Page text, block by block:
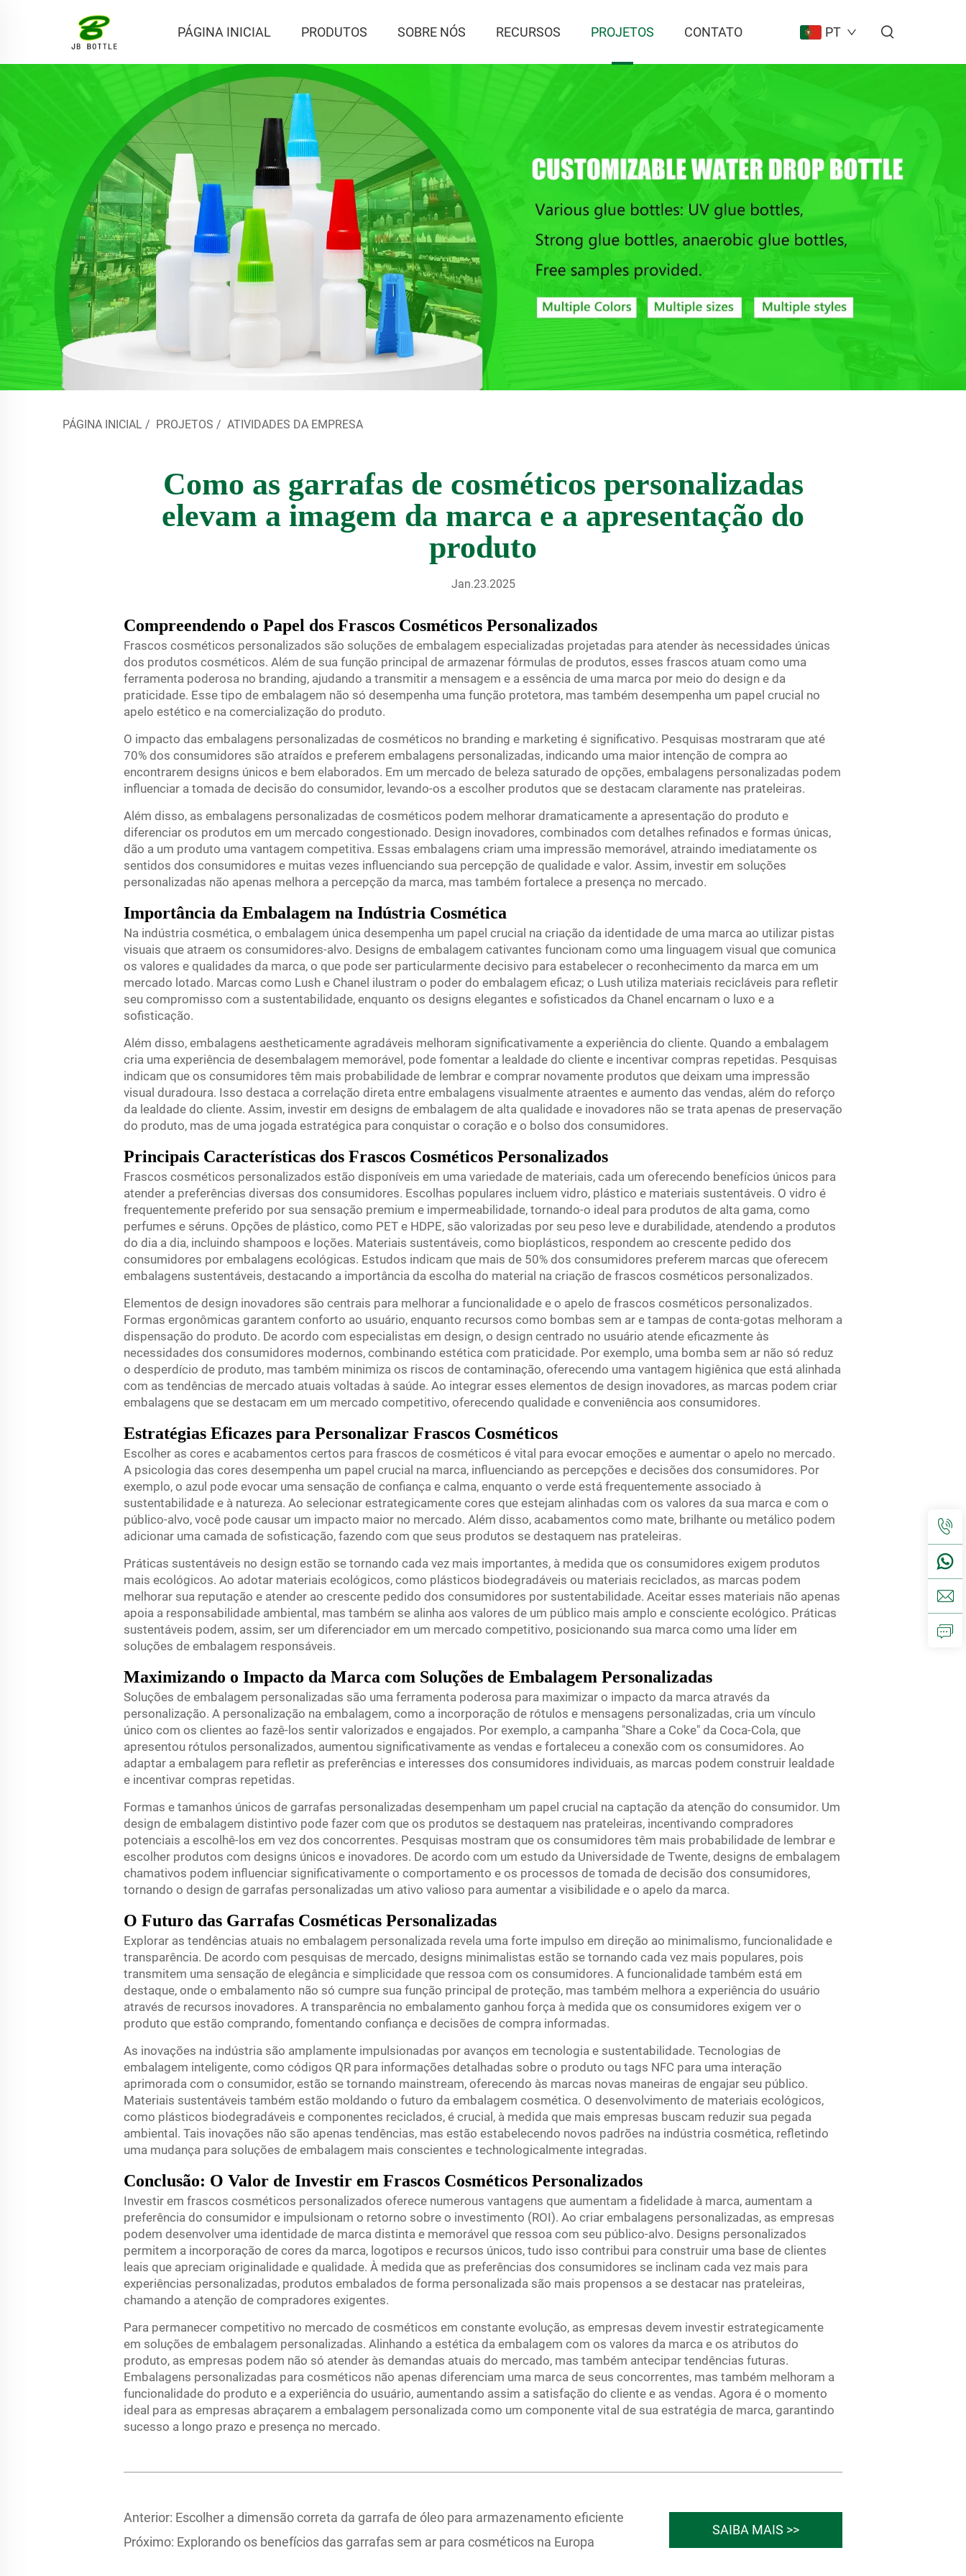
PÁGINA INICIAL PRODUTOS SOBRE NÓS RECURSOS PROJETOS CONTATO PT
PÁGINA INICIAL / PROJETOS / ATIVIDADES DA EMPRESA
Como as garrafas de cosméticos personalizadas
elevam a imagem da marca e a apresentação do
produto
Jan.23.2025
Compreendendo o Papel dos Frascos Cosméticos Personalizados
Frascos cosméticos personalizados são soluções de embalagem especializadas projetadas para atender às necessidades únicas
dos produtos cosméticos. Além de sua função principal de armazenar fórmulas de produtos, esses frascos atuam como uma
ferramenta poderosa no branding, ajudando a transmitir a mensagem e a essência de uma marca por meio do design e da
praticidade. Esse tipo de embalagem não só desempenha uma função protetora, mas também desempenha um papel crucial no
apelo estético e na comercialização do produto.
O impacto das embalagens personalizadas de cosméticos no branding e marketing é significativo. Pesquisas mostraram que até
70% dos consumidores são atraídos e preferem embalagens personalizadas, indicando uma maior intenção de compra ao
encontrarem designs únicos e bem elaborados. Em um mercado de beleza saturado de opções, embalagens personalizadas podem
influenciar a tomada de decisão do consumidor, levando-os a escolher produtos que se destacam claramente nas prateleiras.
Além disso, as embalagens personalizadas de cosméticos podem melhorar dramaticamente a apresentação do produto e
diferenciar os produtos em um mercado congestionado. Design inovadores, combinados com detalhes refinados e formas únicas,
dão a um produto uma vantagem competitiva. Essas embalagens criam uma impressão memorável, atraindo imediatamente os
sentidos dos consumidores e muitas vezes influenciando sua percepção de qualidade e valor. Assim, investir em soluções
personalizadas não apenas melhora a percepção da marca, mas também fortalece a presença no mercado.
Importância da Embalagem na Indústria Cosmética
Na indústria cosmética, o embalagem única desempenha um papel crucial na criação da identidade de uma marca ao utilizar pistas
visuais que atraem os consumidores-alvo. Designs de embalagem cativantes funcionam como uma linguagem visual que comunica
os valores e qualidades da marca, o que pode ser particularmente decisivo para estabelecer o reconhecimento da marca em um
mercado lotado. Marcas como Lush e Chanel ilustram o poder do embalagem eficaz; o Lush utiliza materiais recicláveis para refletir
seu compromisso com a sustentabilidade, enquanto os designs elegantes e sofisticados da Chanel encarnam o luxo e a
sofisticação.
Além disso, embalagens aestheticamente agradáveis melhoram significativamente a experiência do cliente. Quando a embalagem
cria uma experiência de desembalagem memorável, pode fomentar a lealdade do cliente e incentivar compras repetidas. Pesquisas
indicam que os consumidores têm mais probabilidade de lembrar e comprar novamente produtos que deixam uma impressão
visual duradoura. Isso destaca a correlação direta entre embalagens visualmente atraentes e aumento das vendas, além do reforço
da lealdade do cliente. Assim, investir em designs de embalagem de alta qualidade e inovadores não se trata apenas de preservação
do produto, mas de uma jogada estratégica para conquistar o coração e o bolso dos consumidores.
Principais Características dos Frascos Cosméticos Personalizados
Frascos cosméticos personalizados estão disponíveis em uma variedade de materiais, cada um oferecendo benefícios únicos para
atender a preferências diversas dos consumidores. Escolhas populares incluem vidro, plástico e materiais sustentáveis. O vidro é
frequentemente preferido por sua sensação premium e impermeabilidade, tornando-o ideal para produtos de alta gama, como
perfumes e séruns. Opções de plástico, como PET e HDPE, são valorizadas por seu peso leve e durabilidade, atendendo a produtos
do dia a dia, incluindo shampoos e loções. Materiais sustentáveis, como bioplásticos, respondem ao crescente pedido dos
consumidores por embalagens ecológicas. Estudos indicam que mais de 50% dos consumidores preferem marcas que oferecem
embalagens sustentáveis, destacando a importância da escolha do material na criação de frascos cosméticos personalizados.
Elementos de design inovadores são centrais para melhorar a funcionalidade e o apelo de frascos cosméticos personalizados.
Formas ergonômicas garantem conforto ao usuário, enquanto recursos como bombas sem ar e tampas de conta-gotas melhoram a
dispensação do produto. De acordo com especialistas em design, o design centrado no usuário atende eficazmente às
necessidades dos consumidores modernos, combinando estética com praticidade. Por exemplo, uma bomba sem ar não só reduz
o desperdício de produto, mas também minimiza os riscos de contaminação, oferecendo uma vantagem higiênica que está alinhada
com as tendências de mercado atuais voltadas à saúde. Ao integrar esses elementos de design inovadores, as marcas podem criar
embalagens que se destacam em um mercado competitivo, oferecendo qualidade e conveniência aos consumidores.
Estratégias Eficazes para Personalizar Frascos Cosméticos
Escolher as cores e acabamentos certos para frascos de cosméticos é vital para evocar emoções e aumentar o apelo no mercado.
A psicologia das cores desempenha um papel crucial na marca, influenciando as percepções e decisões dos consumidores. Por
exemplo, o azul pode evocar uma sensação de confiança e calma, enquanto o verde está frequentemente associado à
sustentabilidade e à natureza. Ao selecionar estrategicamente cores que estejam alinhadas com os valores da sua marca e com o
público-alvo, você pode causar um impacto maior no mercado. Além disso, acabamentos como mate, brilhante ou metálico podem
adicionar uma camada de sofisticação, fazendo com que seus produtos se destaquem nas prateleiras.
Práticas sustentáveis no design estão se tornando cada vez mais importantes, à medida que os consumidores exigem produtos
mais ecológicos. Ao adotar materiais ecológicos, como plásticos biodegradáveis ou materiais reciclados, as marcas podem
melhorar sua reputação e atender ao crescente pedido dos consumidores por sustentabilidade. Aceitar esses materiais não apenas
apoia a responsabilidade ambiental, mas também se alinha aos valores de um público mais amplo e consciente ecológico. Práticas
sustentáveis podem, assim, ser um diferenciador em um mercado competitivo, posicionando sua marca como uma líder em
soluções de embalagem responsáveis.
Maximizando o Impacto da Marca com Soluções de Embalagem Personalizadas
Soluções de embalagem personalizadas são uma ferramenta poderosa para maximizar o impacto da marca através da
personalização. A personalização na embalagem, como a incorporação de rótulos e mensagens personalizadas, cria um vínculo
único com os clientes ao fazê-los sentir valorizados e engajados. Por exemplo, a campanha "Share a Coke" da Coca-Cola, que
apresentou rótulos personalizados, aumentou significativamente as vendas e fortaleceu a conexão com os consumidores. Ao
adaptar a embalagem para refletir as preferências e interesses dos consumidores individuais, as marcas podem construir lealdade
e incentivar compras repetidas.
Formas e tamanhos únicos de garrafas personalizadas desempenham um papel crucial na captação da atenção do consumidor. Um
design de embalagem distintivo pode fazer com que os produtos se destaquem nas prateleiras, incentivando compradores
potenciais a escolhê-los em vez dos concorrentes. Pesquisas mostram que os consumidores têm mais probabilidade de lembrar e
escolher produtos com designs únicos e inovadores. De acordo com um estudo da Universidade de Twente, designs de embalagem
chamativos podem influenciar significativamente o comportamento e os processos de tomada de decisão dos consumidores,
tornando o design de garrafas personalizadas um ativo valioso para aumentar a visibilidade e o apelo da marca.
O Futuro das Garrafas Cosméticas Personalizadas
Explorar as tendências atuais no embalagem personalizada revela uma forte impulso em direção ao minimalismo, funcionalidade e
transparência. De acordo com pesquisas de mercado, designs minimalistas estão se tornando cada vez mais populares, pois
transmitem uma sensação de elegância e simplicidade que ressoa com os consumidores. A funcionalidade também está em
destaque, onde o embalamento não só cumpre sua função principal de proteção, mas também melhora a experiência do usuário
através de recursos inovadores. A transparência no embalamento ganhou força à medida que os consumidores exigem ver o
produto que estão comprando, fomentando confiança e decisões de compra informadas.
As inovações na indústria são amplamente impulsionadas por avanços em tecnologia e sustentabilidade. Tecnologias de
embalagem inteligente, como códigos QR para informações detalhadas sobre o produto ou tags NFC para uma interação
aprimorada com o consumidor, estão se tornando mainstream, oferecendo às marcas novas maneiras de engajar seu público.
Materiais sustentáveis também estão moldando o futuro da embalagem cosmética. O desenvolvimento de materiais ecológicos,
como plásticos biodegradáveis e componentes reciclados, é crucial, à medida que mais empresas buscam reduzir sua pegada
ambiental. Tais inovações não são apenas tendências, mas estão estabelecendo novos padrões na indústria cosmética, refletindo
uma mudança para soluções de embalagem mais conscientes e technologicalmente integradas.
Conclusão: O Valor de Investir em Frascos Cosméticos Personalizados
Investir em frascos cosméticos personalizados oferece numerous vantagens que aumentam a fidelidade à marca, aumentam a
preferência do consumidor e impulsionam o retorno sobre o investimento (ROI). Ao criar embalagens personalizadas, as empresas
podem desenvolver uma identidade de marca distinta e memorável que ressoa com seu público-alvo. Designs personalizados
permitem a incorporação de cores da marca, logotipos e recursos únicos, tudo isso contribui para construir uma base de clientes
leais que apreciam originalidade e qualidade. À medida que as preferências dos consumidores se inclinam cada vez mais para
experiências personalizadas, produtos embalados de forma personalizada são mais propensos a se destacar nas prateleiras,
chamando a atenção de compradores exigentes.
Para permanecer competitivo no mercado de cosméticos em constante evolução, as empresas devem investir estrategicamente
em soluções de embalagem personalizadas. Alinhando a estética da embalagem com os valores da marca e os atributos do
produto, as empresas podem não só atender às demandas atuais do mercado, mas também antecipar tendências futuras.
Embalagens personalizadas para cosméticos não apenas diferenciam uma marca de seus concorrentes, mas também melhoram a
funcionalidade do produto e a experiência do usuário, aumentando assim a satisfação do cliente e as vendas. Agora é o momento
ideal para as empresas abraçarem a embalagem personalizada como um componente vital de sua estratégia de marca, garantindo
sucesso a longo prazo e presença no mercado.
Anterior: Escolher a dimensão correta da garrafa de óleo para armazenamento eficiente
Próximo: Explorando os benefícios das garrafas sem ar para cosméticos na Europa
SAIBA MAIS >>